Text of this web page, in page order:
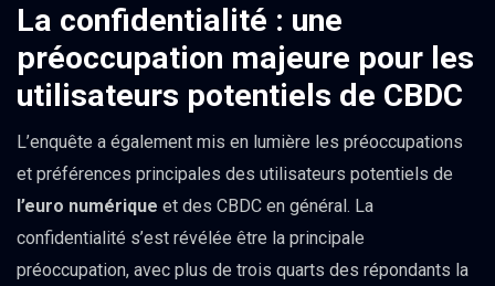
La confidentialité : une
préoccupation majeure pour les
utilisateurs potentiels de CBDC
L’enquête a également mis en lumière les préoccupations
et préférences principales des utilisateurs potentiels de
l’euro numérique et des CBDC en général. La
confidentialité s’est révélée être la principale
préoccupation, avec plus de trois quarts des répondants la